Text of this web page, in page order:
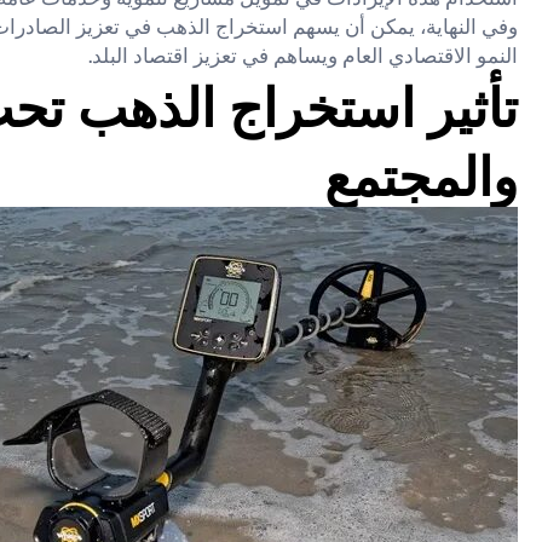
وفي النهاية، يمكن أن يسهم استخراج الذهب في تعزيز
النمو الاقتصادي العام ويساهم في تعزيز اقتصاد البلد.
تأثير استخراج الذهب
والمجتمع